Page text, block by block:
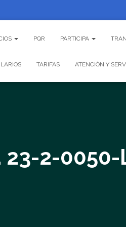
PQR PARTICIPA
TARIFAS ATENCIÓN Y
23-2-0050-